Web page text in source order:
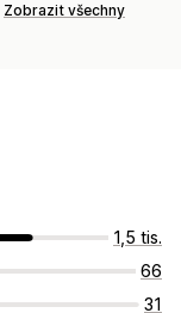
Zobrazit všechny
1,5 tis.
66
31